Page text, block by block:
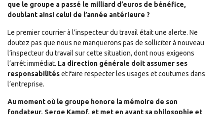
que le groupe a passé le milliard d’euros de bénéfice,
doublant ainsi celui de l’année antérieure ?
Le premier courrier à l’inspecteur du travail était une alerte. Ne
doutez pas que nous ne manquerons pas de solliciter à nouveau
l’inspecteur du travail sur cette situation, dont nous exigeons
l’arrêt immédiat. La direction générale doit assumer ses
responsabilitéset faire respecter les usages et coutumes dans
l’entreprise.
Au moment où le groupe honore la mémoire de son
fondateur, Serge Kampf, et met en avant sa philosophie et